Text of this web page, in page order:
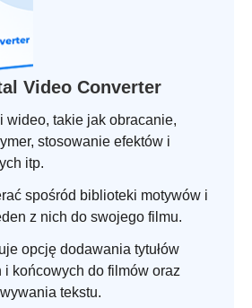
Video Converter
wideo, takie jak obracanie,
stosowanie efektów i
itp.
spośród biblioteki motywów i
z nich do swojego filmu.
opcję dodawania tytułów
i końcowych do filmów oraz
tekstu.